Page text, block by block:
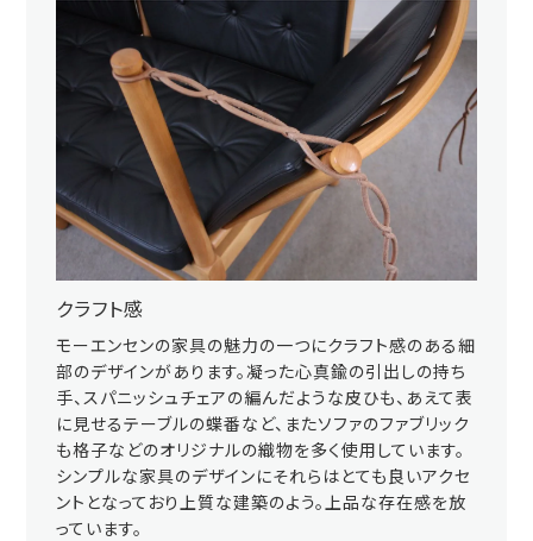
クラフト感
モーエンセンの家具の魅力の一つにクラフト感のある細
部のデザインがあります。凝った心真鍮の引出しの持ち
手、スパニッシュチェアの編んだような皮ひも、あえて表
に見せるテーブルの蝶番など、またソファのファブリック
も格子などのオリジナルの織物を多く使用しています。
シンプルな家具のデザインにそれらはとても良いアクセ
ントとなっており上質な建築のよう。上品な存在感を放
っています。